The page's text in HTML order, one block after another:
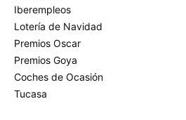
Iberempleos
Lotería de Navidad
Premios Oscar
Premios Goya
Coches de Ocasión
Tucasa